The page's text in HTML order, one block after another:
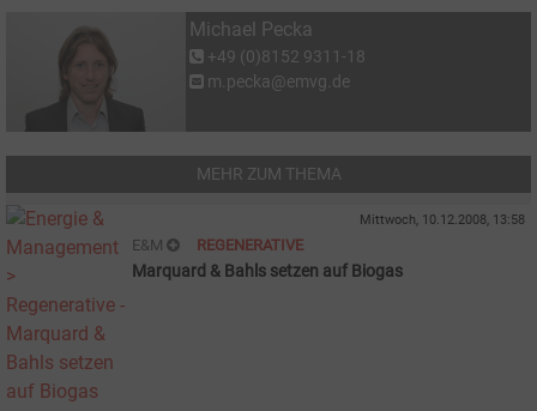
Michael Pecka
+49 (0)8152 9311-18
m.pecka@emvg.de
MEHR ZUM THEMA
Mittwoch, 10.12.2008, 13:58
E&M REGENERATIVE
Marquard & Bahls setzen auf Biogas